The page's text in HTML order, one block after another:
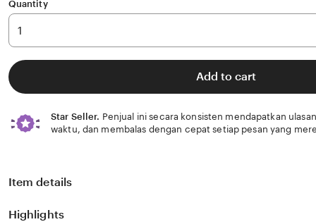
Quantity
Add to cart
Star Seller. Penjual ini secara konsisten mendapatkan
waktu, dan membalas dengan cepat setiap pesan yang
Item details
Highlights